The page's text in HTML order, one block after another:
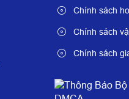
Chính sách
Chính sách
Chính sách